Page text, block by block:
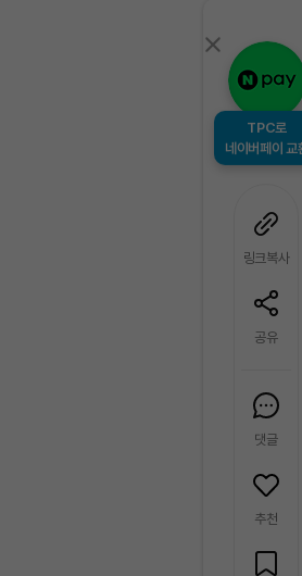
TPC로
네이버페이 교환
링크복사
공유
댓글
추천